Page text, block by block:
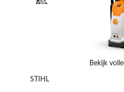
Bekijk
STIHL